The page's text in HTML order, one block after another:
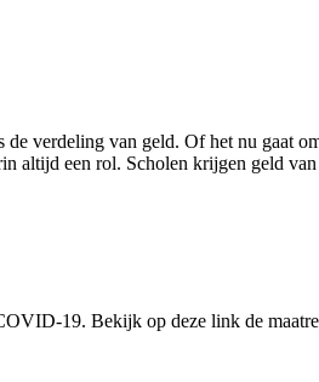
verdeling van geld. Of het nu gaat
altijd een rol. Scholen krijgen geld
19. Bekijk op deze link de